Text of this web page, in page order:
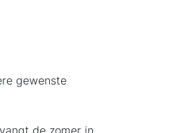
gewenste
de zomer in